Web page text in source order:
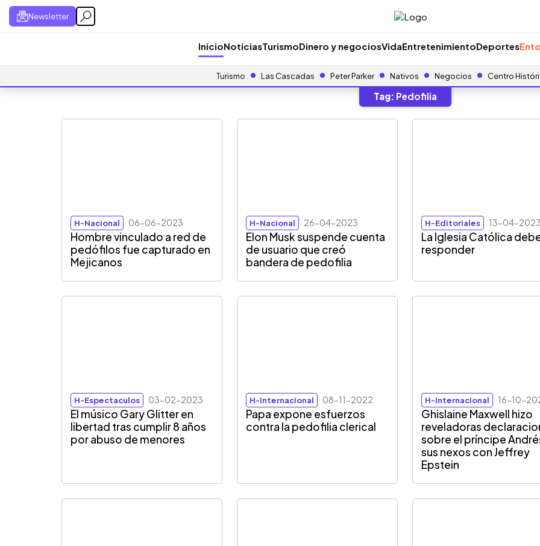
Newsletter
InicioNoticiasTurismoDinero y negociosVidaEntretenimientoDeportes
Turismo Las Cascadas Peter Parker Nativos Negocios Centro
Tag: Pedofilia
H-Nacional 06-06-2023
Hombre vinculado a red de
pedófilos fue capturado en
Mejicanos
H-Nacional 26-04-2023
Elon Musk suspende cuenta
de usuario que creó
bandera de pedofilia
H-Editoriales 13-04-2023
La Iglesia Católica
responder
H-Espectaculos 03-02-2023
El músico Gary Glitter en
libertad tras cumplir 8 años
por abuso de menores
H-Internacional 08-11-2022
Papa expone esfuerzos
contra la pedofilia clerical
H-Internacional 16-10-
Ghislaine Maxwell hizo
reveladoras
sobre el príncipe
sus nexos con Jeffrey
Epstein